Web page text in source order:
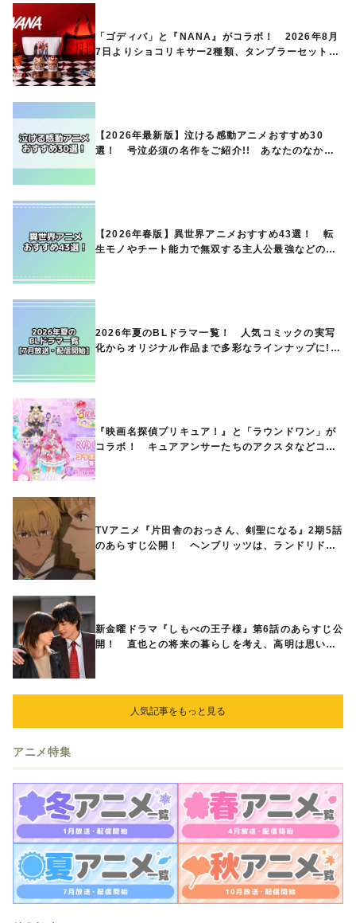
「ゴディバ」と『NANA』がコラボ！ 2026年8月
7日よりショコリキサー2種類、タンブラーセットな
【2026年最新版】泣ける感動アニメおすすめ30
選！ 号泣必須の名作をご紹介!! あなたのなかの
【2026年春版】異世界アニメおすすめ43選！ 転
生モノやチート能力で無双する主人公最強などの人
2026年夏のBLドラマ一覧！ 人気コミックの実写
化からオリジナル作品まで多彩なラインナップに!!
『映画名探偵プリキュア！』と「ラウンドワン」が
コラボ！ キュアアンサーたちのアクスタなどコラ
TVアニメ『片田舎のおっさん、剣聖になる』2期5話
のあらすじ公開！ ヘンブリッツは、ランドリドに
新金曜ドラマ『しもべの王子様』第6話のあらすじ公
開！ 直也との将来の暮らしを考え、高明は思い切
人気記事をもっと見る
アニメ特集